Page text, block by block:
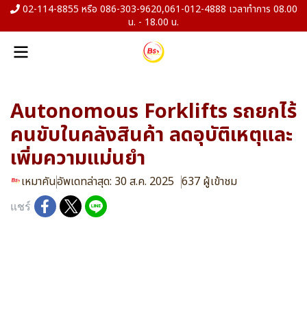
02-114-8855 หรือ 086-303-9620,061-012-4888 เวลาทำการ 08.00
น. - 18.00 น.
Autonomous Forklifts รถยกไร้
คนขับในคลังสินค้า ลดอุบัติเหตุและ
เพิ่มความแม่นยำ
เหมาคันอัพเดทล่าสุด: 30 ส.ค. 2025 637 ผู้เข้าชม
แชร์